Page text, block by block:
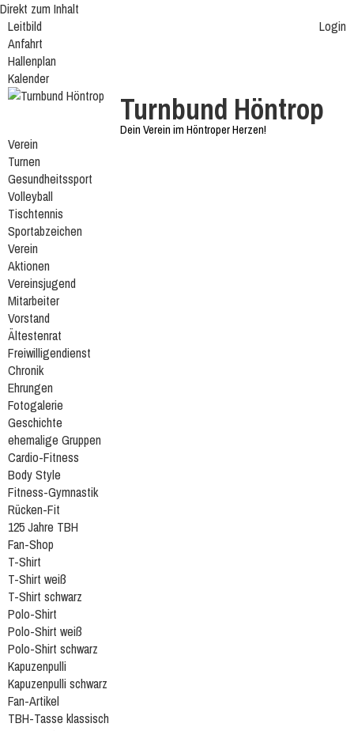
Direkt zum Inhalt
Login
Leitbild
Anfahrt
Hallenplan
Kalender
Turnbund Höntrop
Dein Verein im Höntroper Herzen!
Verein
Turnen
Gesundheitssport
Volleyball
Tischtennis
Sportabzeichen
Verein
Aktionen
Vereinsjugend
Mitarbeiter
Vorstand
Ältestenrat
Freiwilligendienst
Chronik
Ehrungen
Fotogalerie
Geschichte
ehemalige Gruppen
Cardio-Fitness
Body Style
Fitness-Gymnastik
Rücken-Fit
125 Jahre TBH
Fan-Shop
T-Shirt
T-Shirt weiß
T-Shirt schwarz
Polo-Shirt
Polo-Shirt weiß
Polo-Shirt schwarz
Kapuzenpulli
Kapuzenpulli schwarz
Fan-Artikel
TBH-Tasse klassisch